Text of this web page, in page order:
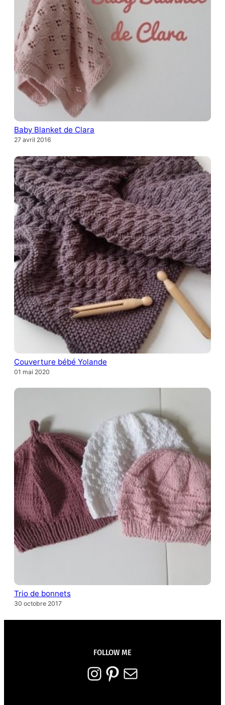
Baby Blanket de Clara
27 avril 2016
Couverture bébé Yolande
01 mai 2020
Trio de bonnets
30 octobre 2017
FOLLOW ME
Instagram Pinterest E-mail